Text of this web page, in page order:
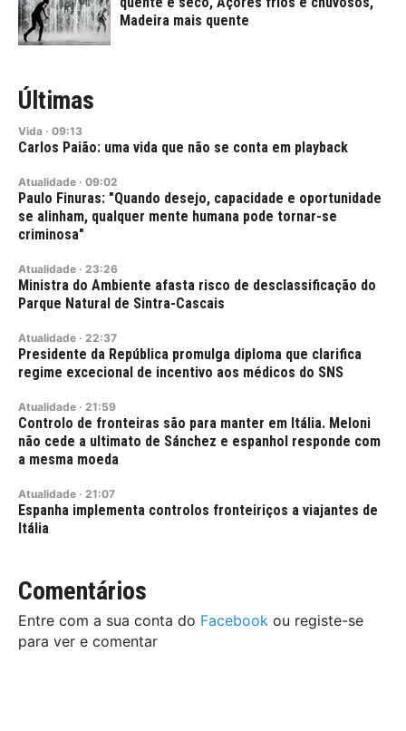
Madeira mais quente
Últimas
Vida · 09:13
Carlos Paião: uma vida que não se conta em playback
Atualidade · 09:02
Paulo Finuras: "Quando desejo, capacidade e oportunidade
se alinham, qualquer mente humana pode tornar-se
criminosa"
Atualidade · 23:26
Ministra do Ambiente afasta risco de desclassificação do
Parque Natural de Sintra-Cascais
Atualidade · 22:37
Presidente da República promulga diploma que clarifica
regime excecional de incentivo aos médicos do SNS
Atualidade · 21:59
Controlo de fronteiras são para manter em Itália. Meloni
não cede a ultimato de Sánchez e espanhol responde com
a mesma moeda
Atualidade · 21:07
Espanha implementa controlos fronteiriços a viajantes de
Itália
Comentários
Entre com a sua conta do Facebook ou registe-se
para ver e comentar